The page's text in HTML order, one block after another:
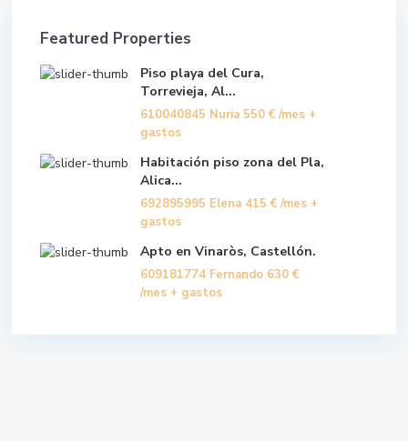
Featured Properties
Piso playa del Cura,
Torrevieja, Al...
610040845 Nuria 550 € /mes +
gastos
Habitación piso zona del Pla,
Alica...
692895995 Elena 415 € /mes +
gastos
Apto en Vinaròs, Castellón.
609181774 Fernando 630 €
/mes + gastos